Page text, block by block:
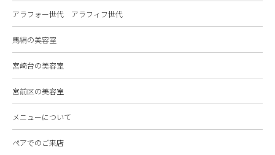
アラフォー世代 アラフィフ世代
馬絹の美容室
宮崎台の美容室
宮前区の美容室
メニューについて
ペアでのご来店